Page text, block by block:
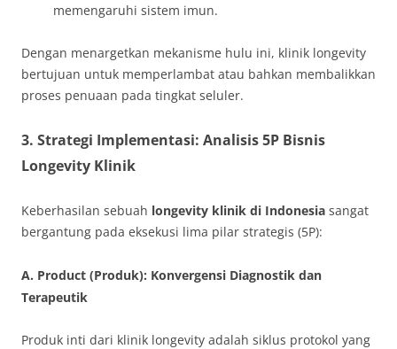
memengaruhi sistem imun.
Dengan menargetkan mekanisme hulu ini, klinik longevity
bertujuan untuk memperlambat atau bahkan membalikkan
proses penuaan pada tingkat seluler.
3. Strategi Implementasi: Analisis 5P Bisnis
Longevity Klinik
Keberhasilan sebuah longevity klinik di Indonesia sangat
bergantung pada eksekusi lima pilar strategis (5P):
A. Product (Produk): Konvergensi Diagnostik dan
Terapeutik
Produk inti dari klinik longevity adalah siklus protokol yang